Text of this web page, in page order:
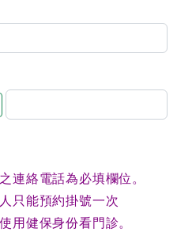
連絡電話為必填欄位。
只能預約掛號一次
用健保身份看門診。